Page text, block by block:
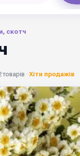
скотч
· Хіти продажів